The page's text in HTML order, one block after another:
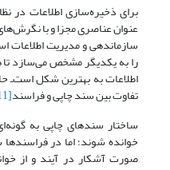
برای ذخیره‌سازی اطلاعات در
عنوان عناصری مجزا و با
سازماندهی و مدیریت اطلاعات
را به یکدیگر مشخص می‌سازد تا
اطلاعات به بهترین شکل است‌ـ
تفاوت بین سند چاپی و فراسند[11]
ساختار سندهای چاپی به
خوانده شوند؛ اما در
صورت آشکار در آیند و از